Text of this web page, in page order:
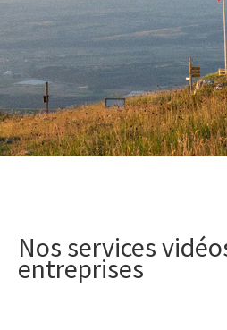
Nos services
entreprises